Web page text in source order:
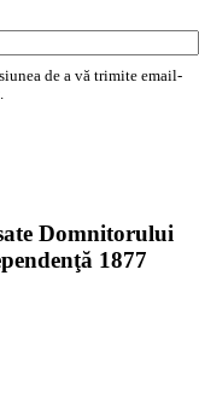
de a vă trimite email-
Domnitorului
1877